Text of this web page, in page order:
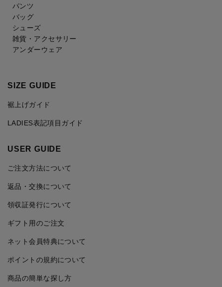
パンツ
バッグ
シューズ
雑貨・アクセサリー
アンダーウェア
SIZE GUIDE
裾上げガイド
LADIES表記項目ガイド
USER GUIDE
ご注文方法について
返品・交換について
領収証発行について
ギフト用のご注文
ネット会員特典について
ポイントの規約について
商品の簡単な探し方